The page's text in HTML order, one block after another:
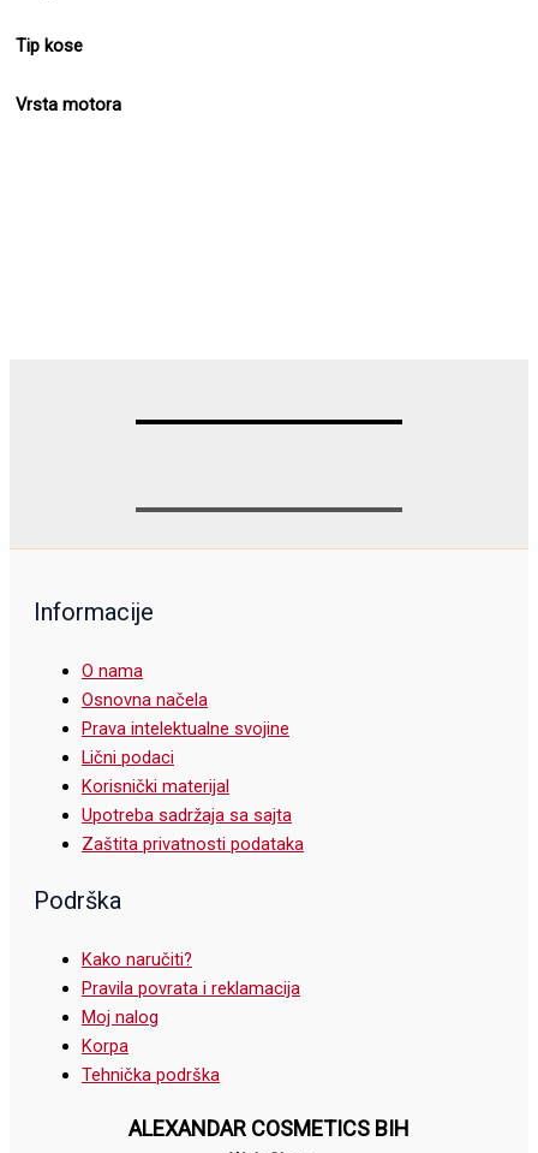
Tip kose
Vrsta motora
Informacije
O nama
Osnovna načela
Prava intelektualne svojine
Lični podaci
Korisnički materijal
Upotreba sadržaja sa sajta
Zaštita privatnosti podataka
Podrška
Kako naručiti?
Pravila povrata i reklamacija
Moj nalog
Korpa
Tehnička podrška
ALEXANDAR COSMETICS BIH